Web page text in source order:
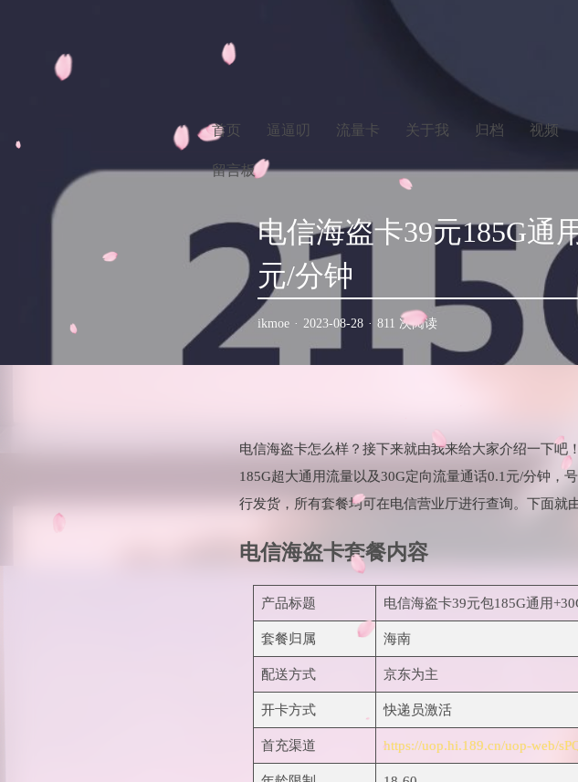
首页 逼逼叨 流量卡 关于我 归档 视频
留言板
电信海盗卡39元185G通
元/分钟
ikmoe · 2023-08-28 · 811 次阅读
电信海盗卡怎么样？接下来就由我来给大家介绍一下吧
185G超大通用流量以及30G定向流量通话0.1元/分钟，
行发货，所有套餐均可在电信营业厅进行查询。下面就
电信海盗卡套餐内容
产品标题 电信海盗卡39元包185G通用
套餐归属 海南
配送方式 京东为主
开卡方式 快递员激活
首充渠道 https://uop.hi.189.cn/uop-web/